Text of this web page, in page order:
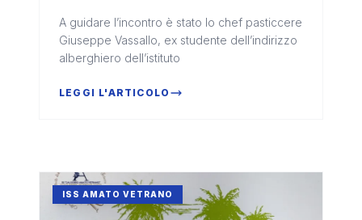
aula
A guidare l’incontro è stato lo chef pasticcere
Giuseppe Vassallo, ex studente dell’indirizzo
alberghiero dell’istituto
LEGGI L'ARTICOLO
ISS AMATO VETRANO